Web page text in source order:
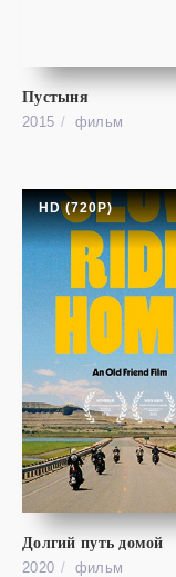
HD (720P)
Пустыня
2015
фильм
HD (720P)
Долгий путь домой
2020
фильм